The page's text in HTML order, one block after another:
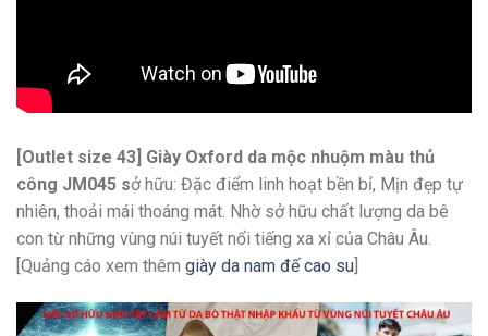
[Outlet size 43] Giày Oxford da mộc nhuộm màu thủ
công JM045 sở hữu: Đặc điểm linh hoạt bền bỉ, Mịn đẹp tự
nhiên, thoải mái thoáng mát. Nhờ sở hữu chất lượng da bê
con từ những vùng núi tuyết nổi tiếng xa xỉ của Châu Âu.
[Quảng cáo xem thêm giày da nam đế cao su